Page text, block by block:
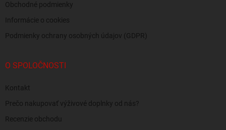
Obchodné podmienky
Informácie o cookies
Podmienky ochrany osobných údajov (GDPR)
O SPOLOČNOSTI
Kontakt
Prečo nakupovať výživové doplnky od nás?
Recenzie obchodu